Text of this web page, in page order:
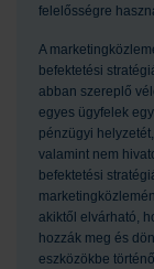
felelősségre
A
befektetési
abban szereplő
egyes ügyfelek
pénzügyi
valamint nem
befektetési
akiktől elvárható,
hozzák meg és
eszközökbe